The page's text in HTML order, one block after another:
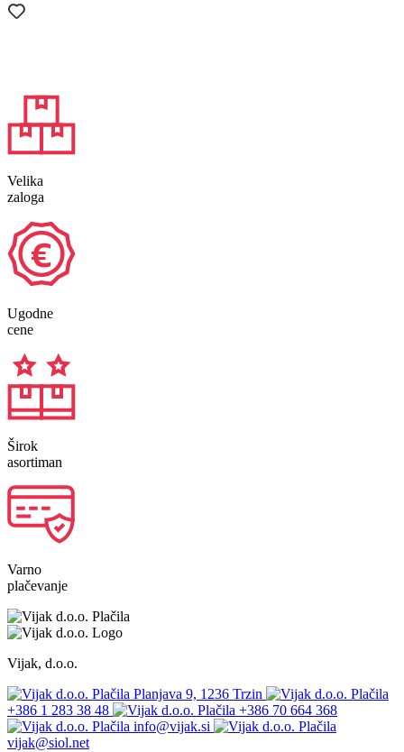
Velika
zaloga
Ugodne
cene
Širok
asortiman
Varno
plačevanje
Vijak, d.o.o.
Planjava 9, 1236 Trzin
+386 1 283 38 48
+386 70 664 368
info@vijak.si
vijak@siol.net